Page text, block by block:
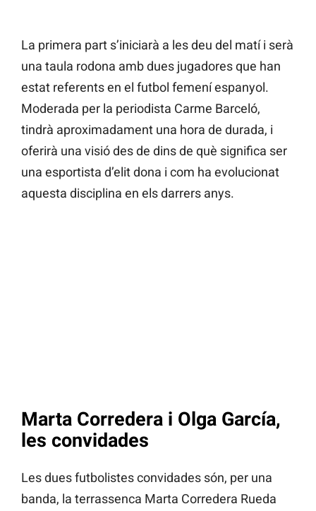
La primera part s’iniciarà a les deu del matí i serà
una taula rodona amb dues jugadores que han
estat referents en el futbol femení espanyol.
Moderada per la periodista Carme Barceló,
tindrà aproximadament una hora de durada, i
oferirà una visió des de dins de què significa ser
una esportista d’elit dona i com ha evolucionat
aquesta disciplina en els darrers anys.
Marta Corredera i Olga García,
les convidades
Les dues futbolistes convidades són, per una
banda, la terrassenca Marta Corredera Rueda